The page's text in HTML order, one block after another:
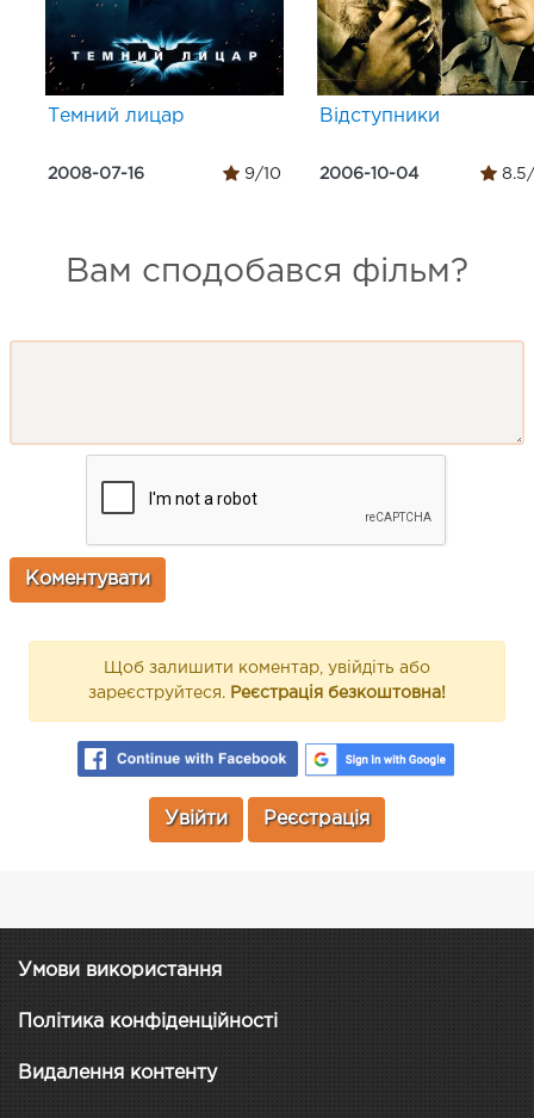
Темний лицар
2008-07-16 9/10
Відступники
2006-10-04 8.5/
Вам сподобався фільм?
Щоб залишити коментар, увійдіть або
зареєструйтеся. Реєстрація безкоштовна!
Увійти Реєстрація
Умови використання
Політика конфіденційності
Видалення контенту